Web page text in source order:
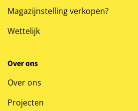
Magazijnstelling verkopen?
Wettelijk
Over ons
Over ons
Projecten